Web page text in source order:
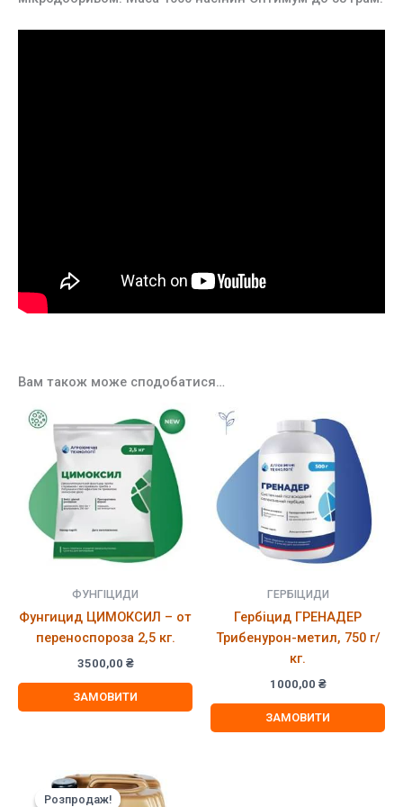
Вам також може сподобатися…
ФУНГІЦИДИ
Фунгицид ЦИМОКСИЛ – от
переноспороза 2,5 кг.
3500,00 ₴
ЗАМОВИТИ
ГЕРБІЦИДИ
Гербіцид ГРЕНАДЕР
Трибенурон-метил, 750 г/
кг.
1000,00 ₴
ЗАМОВИТИ
Розпродаж!
Розпродаж!